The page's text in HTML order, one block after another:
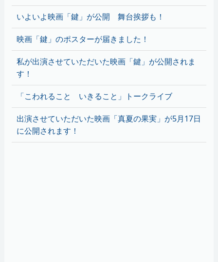
いよいよ映画「鍵」が公開 舞台挨拶も！
映画「鍵」のポスターが届きました！
私が出演させていただいた映画「鍵」が公開されま
す！
「こわれること いきること」トークライブ
出演させていただいた映画「真夏の果実」が5月17日
に公開されます！